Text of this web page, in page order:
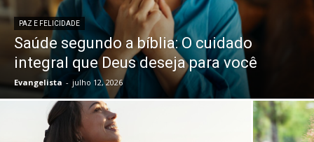
PAZ E FELICIDADE
Saúde segundo a bíblia: O cuidado
integral que Deus deseja para você
Evangelista - julho 12, 2026